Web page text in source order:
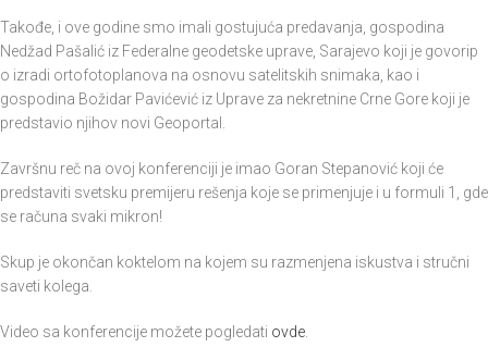
Takođe, i ove godine smo imali gostujuća predavanja, gospodina
Nedžad Pašalić iz Federalne geodetske uprave, Sarajevo koji je govorip
o izradi ortofotoplanova na osnovu satelitskih snimaka, kao i
gospodina Božidar Pavićević iz Uprave za nekretnine Crne Gore koji je
predstavio njihov novi Geoportal.
Završnu reč na ovoj konferenciji je imao Goran Stepanović koji će
predstaviti svetsku premijeru rešenja koje se primenjuje i u formuli 1, gde
se računa svaki mikron!
Skup je okončan koktelom na kojem su razmenjena iskustva i stručni
saveti kolega.
Video sa konferencije možete pogledati ovde.